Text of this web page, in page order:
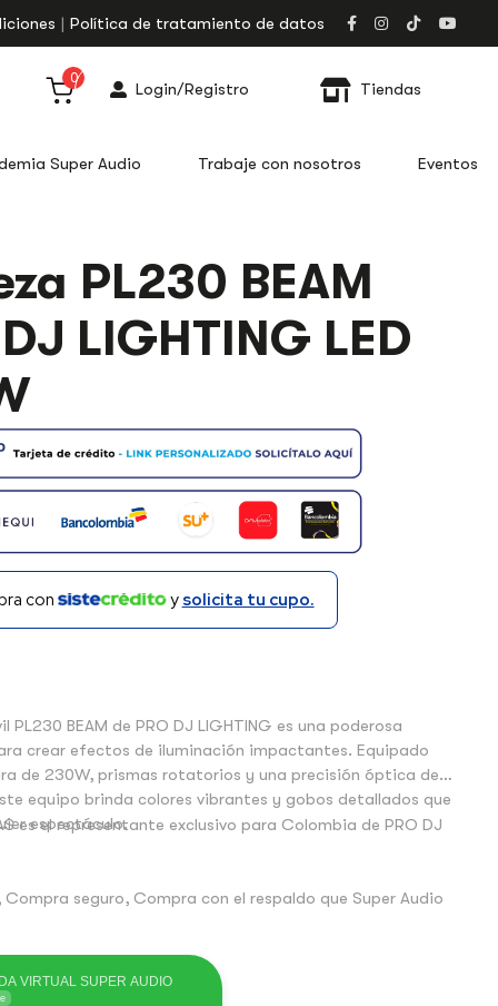
Política de tratamiento de datos
0
Login/Registro Tiendas
Super Audio Trabaje con nosotros Eventos
PL230 BEAM
LIGHTING LED
con y solicita tu cupo.
PL230 BEAM de PRO DJ LIGHTING es una poderosa
crear efectos de iluminación impactantes. Equipado
de 230W, prismas rotatorios y una precisión óptica de
equipo brinda colores vibrantes y gobos detallados que
espectáculo.
es el representante exclusivo para Colombia de PRO DJ
seguro, Compra con el respaldo que Super Audio
VIRTUAL SUPER AUDIO